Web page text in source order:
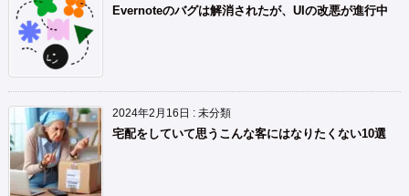
Evernoteのバグは解消されたが、UIの改悪が進行中
2024年2月16日 : 未分類
宅配をしていて思うこんな客にはなりたくない10選